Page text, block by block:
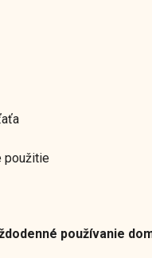
použitie
používanie